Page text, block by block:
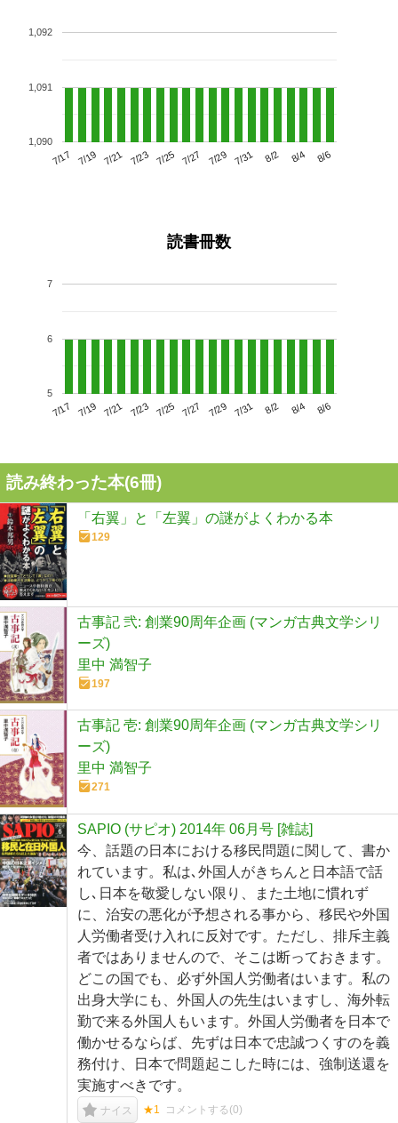
7/17 7/19 7/21 7/23 7/25 7/27 7/29 7/31 8/2 8/4 8/6
1,090
1,091
1,092
読書冊数
7/17 7/19 7/21 7/23 7/25 7/27 7/29 7/31 8/2 8/4 8/6
5
6
7
読み終わった本(6冊)
「右翼」と「左翼」の謎がよくわかる本
129
古事記 弐: 創業90周年企画 (マンガ古典文学シリ
ーズ)
里中 満智子
197
古事記 壱: 創業90周年企画 (マンガ古典文学シリ
ーズ)
里中 満智子
271
SAPIO (サピオ) 2014年 06月号 [雑誌]
今、話題の日本における移民問題に関して、書か
れています。私は､外国人がきちんと日本語で話
し､日本を敬愛しない限り、また土地に慣れず
に、治安の悪化が予想される事から、移民や外国
人労働者受け入れに反対です。ただし、排斥主義
者ではありませんので、そこは断っておきます。
どこの国でも、必ず外国人労働者はいます。私の
出身大学にも、外国人の先生はいますし、海外転
勤で来る外国人もいます。外国人労働者を日本で
働かせるならば、先ずは日本で忠誠つくすのを義
務付け、日本で問題起こした時には、強制送還を
実施すべきです。
ナイス ★1 コメントする(0)